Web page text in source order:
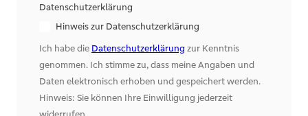
Datenschutzerklärung
Hinweis zur Datenschutzerklärung
Ich habe die Datenschutzerklärungzur Kenntnis
genommen. Ich stimme zu, dass meine Angaben und
Daten elektronisch erhoben und gespeichert werden.
Hinweis: Sie können Ihre Einwilligung jederzeit